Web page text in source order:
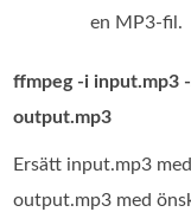
en MP3-fil.
ffmpeg -i input.mp3
output.mp3
Ersätt input.mp3
output.mp3 med